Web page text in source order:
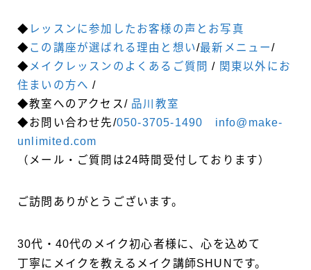
TEL
MAIL
◆ レッスンに参加したお客様の声とお写真
◆この講座が選ばれる理由と想い/最新メニュー/
◆メイクレッスンのよくあるご質問 / 関東以外にお
住まいの方へ /
◆教室へのアクセス/ 品川教室
◆お問い合わせ先/050-3705-1490
info@make-
unlimited.com
（メール・ご質問は24時間受付しております）
ご訪問ありがとうございます。
30代・40代のメイク初心者様に、心を込めて
丁寧にメイクを教えるメイク講師SHUNです。